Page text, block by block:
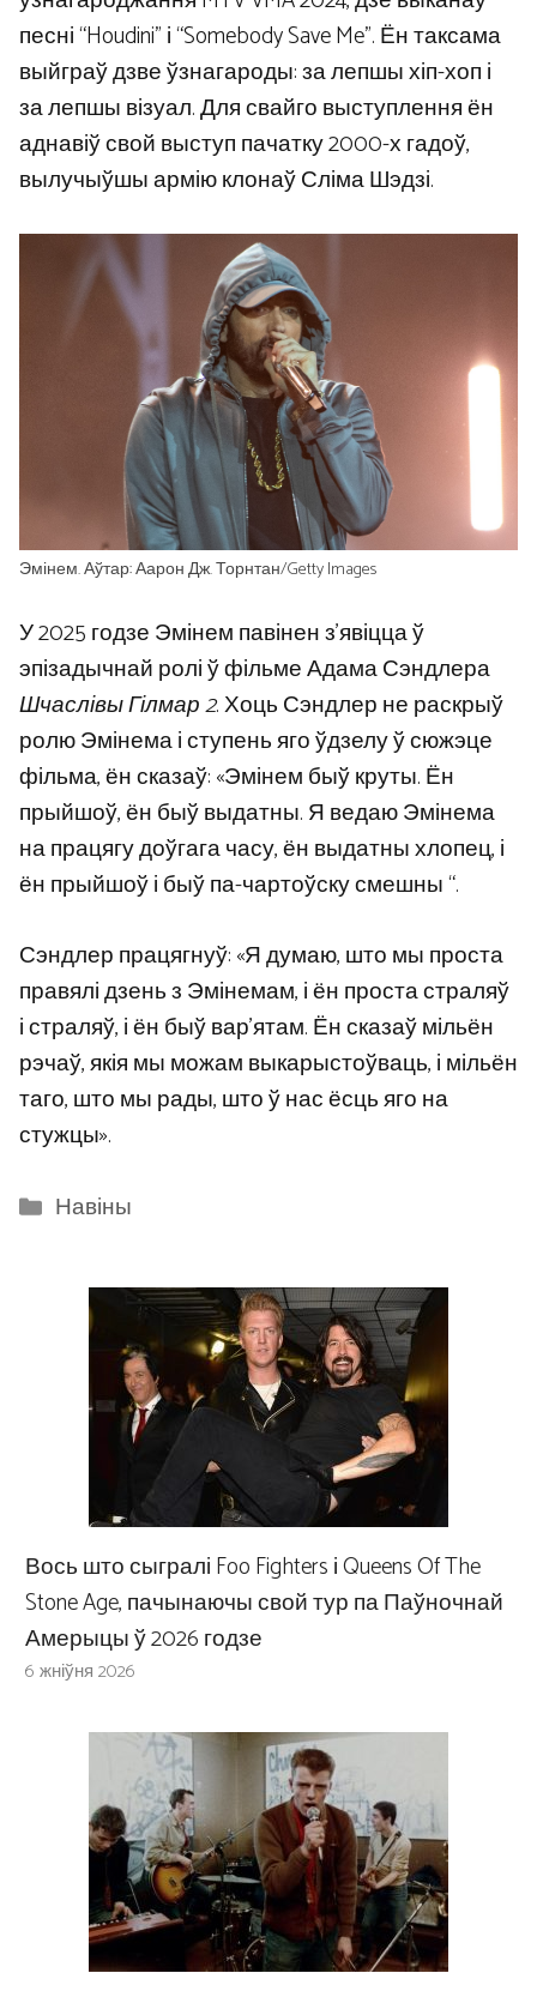
песні “Houdini” і “Somebody Save Me”. Ён таксама
выйграў дзве ўзнагароды: за лепшы хіп-хоп і
за лепшы візуал. Для свайго выступлення ён
аднавіў свой выступ пачатку 2000-х гадоў,
вылучыўшы армію клонаў Сліма Шэдзі.
Эмінем. Аўтар: Аарон Дж. Торнтан/Getty Images
У 2025 годзе Эмінем павінен з’явіцца ў
эпізадычнай ролі ў фільме Адама Сэндлера
Шчаслівы Гілмар 2. Хоць Сэндлер не раскрыў
ролю Эмінема і ступень яго ўдзелу ў сюжэце
фільма, ён сказаў: «Эмінем быў круты. Ён
прыйшоў, ён быў выдатны. Я ведаю Эмінема
на працягу доўгага часу, ён выдатны хлопец, і
ён прыйшоў і быў па-чартоўску смешны “.
Сэндлер працягнуў: «Я думаю, што мы проста
правялі дзень з Эмінемам, і ён проста страляў
і страляў, і ён быў вар’ятам. Ён сказаў мільён
рэчаў, якія мы можам выкарыстоўваць, і мільён
таго, што мы рады, што ў нас ёсць яго на
стужцы».
Categories
Навіны
Вось што сыгралі Foo Fighters і Queens Of The
Stone Age, пачынаючы свой тур па Паўночнай
Амерыцы ў 2026 годзе
6 жніўня 2026